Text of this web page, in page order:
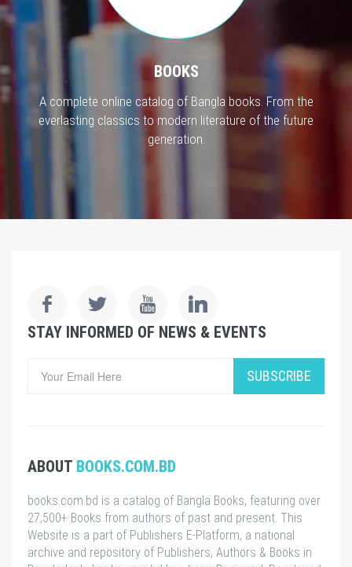
BOOKS
A complete online catalog of Bangla books. From the
everlasting classics to modern literature of the future
generation.
STAY INFORMED OF NEWS & EVENTS
SUBSCRIBE
ABOUT BOOKS.COM.BD
books.com.bd is a catalog of Bangla Books, featuring over
27,500+ Books from authors of past and present. This
Website is a part of Publishers E-Platform, a national
archive and repository of Publishers, Authors & Books in